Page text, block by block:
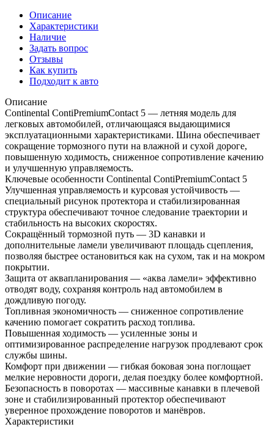
Описание
Характеристики
Наличие
Задать вопрос
Отзывы
Как купить
Подходит к авто
Описание
Continental ContiPremiumContact 5 — летняя модель для
легковых автомобилей, отличающаяся выдающимися
эксплуатационными характеристиками. Шина обеспечивает
сокращение тормозного пути на влажной и сухой дороге,
повышенную ходимость, сниженное сопротивление качению
и улучшенную управляемость.
Ключевые особенности Continental ContiPremiumContact 5
Улучшенная управляемость и курсовая устойчивость —
специальный рисунок протектора и стабилизированная
структура обеспечивают точное следование траектории и
стабильность на высоких скоростях.
Сокращённый тормозной путь — 3D канавки и
дополнительные ламели увеличивают площадь сцепления,
позволяя быстрее остановиться как на сухом, так и на мокром
покрытии.
Защита от аквапланирования — «аква ламели» эффективно
отводят воду, сохраняя контроль над автомобилем в
дождливую погоду.
Топливная экономичность — сниженное сопротивление
качению помогает сократить расход топлива.
Повышенная ходимость — усиленные зоны и
оптимизированное распределение нагрузок продлевают срок
службы шины.
Комфорт при движении — гибкая боковая зона поглощает
мелкие неровности дороги, делая поездку более комфортной.
Безопасность в поворотах — массивные канавки в плечевой
зоне и стабилизированный протектор обеспечивают
уверенное прохождение поворотов и манёвров.
Характеристики